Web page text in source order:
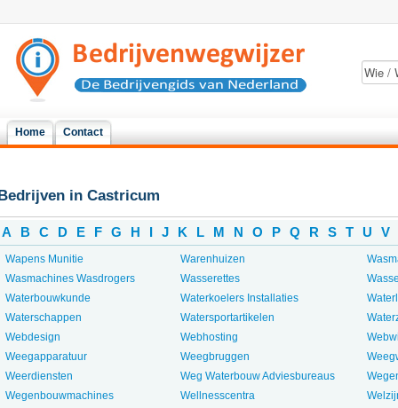
Home Contact
in Castricum
A B C D E F G H I J K L M N O P Q R S T U V
Wapens Munitie
Wasmachines Wasdrogers
Waterbouwkunde
Waterschappen
Webdesign
Weegapparatuur
Weerdiensten
Wegenbouwmachines
Warenhuizen
Wasserettes
Waterkoelers Installaties
Watersportartikelen
Webhosting
Weegbruggen
Weg Waterbouw Adviesbureaus
Wellnesscentra